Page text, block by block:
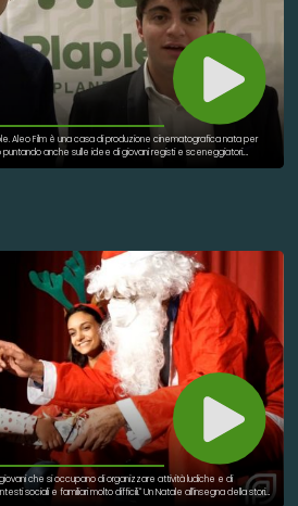
per
puntando anche sulle idee di giovani registi e sceneggiatori.
Plaple?
che si occupano di organizzare attività ludiche e di
sociali e familiari molto difficili." Un Natale all'insegna della storia